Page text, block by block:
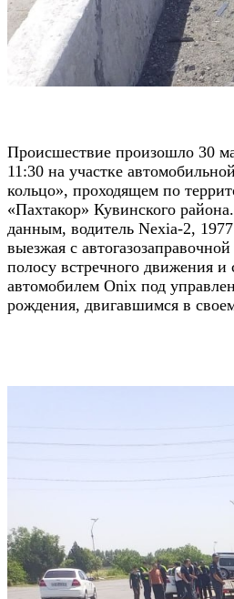
Происшествие произошло 30
11:30 на участке
кольцо», проходящем по
«Пахтакор» Кувинского
данным, водитель Nexia-2,
выезжая с
полосу встречного движения и
автомобилем Onix под
рождения, двигавшимся в